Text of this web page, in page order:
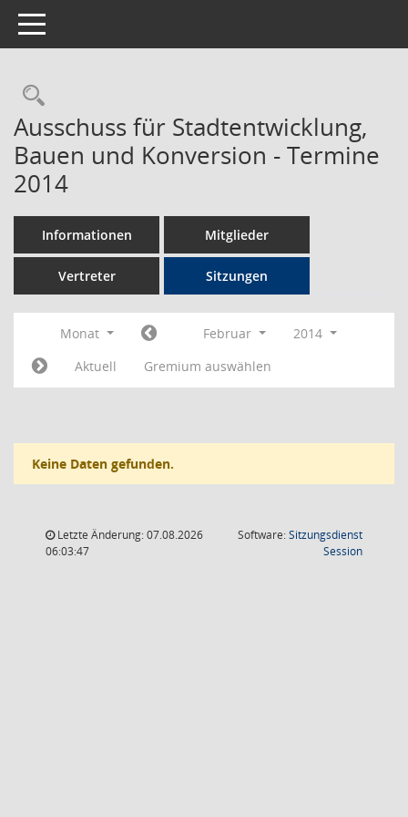
Toggle navigation
Rechercheauswahl
Ausschuss für Stadtentwicklung,
Bauen und Konversion - Termine
2014
Informationen Mitglieder
Vertreter Sitzungen
Monat Februar
2014
Aktuell
Gremium auswählen
Keine Daten gefunden.
Letzte Änderung: 07.08.2026
06:03:47
Software:Sitzungsdienst
Session(Wird in